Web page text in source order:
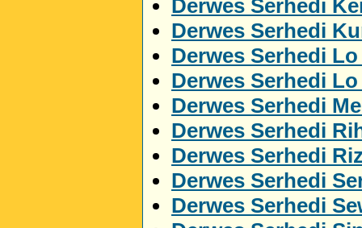
Derwes Serhedi
Derwes Serhedi
Derwes Serhedi
Derwes Serhedi
Derwes Serhedi
Derwes Serhedi
Derwes Serhedi
Derwes Serhedi
Derwes Serhedi